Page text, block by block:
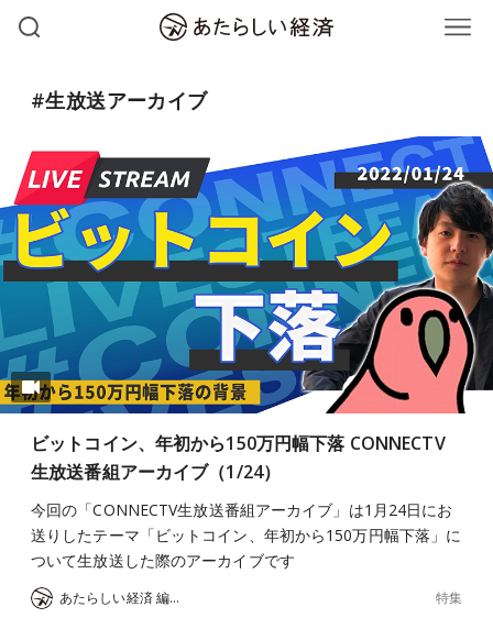
#生放送アーカイブ
ビットコイン、年初から150万円幅下落 CONNECTV
生放送番組アーカイブ（1/24）
今回の「CONNECTV生放送番組アーカイブ」は1月24日にお
送りしたテーマ「ビットコイン、年初から150万円幅下落」に
ついて生放送した際のアーカイブです
あたらしい経済 編集部 特集